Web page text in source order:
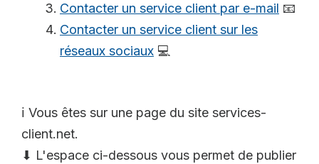
Contacter un service client par e-mail 📧
Contacter un service client sur les
réseaux sociaux 💻
ℹ️ Vous êtes sur une page du site services-
client.net.
⬇ L'espace ci-dessous vous permet de publier